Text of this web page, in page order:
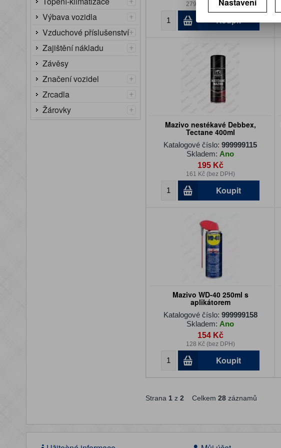
Výbava vozidla
+
Vzduchové příslušenství+
Zajištění nákladu
+
Závěsy
Značení vozidel
+
Zrcadla
+
Žárovky
+
279 Kč (bez DPH)
Koupit
Mazivo nestékavé Debbex,
Tectane 400ml
Katalogové číslo:999999115
Skladem: Ano
195 Kč
161 Kč (bez DPH)
Koupit
Mazivo WD-40 250ml s
aplikátorem
Katalogové číslo: 999999158
Skladem: Ano
154 Kč
128 Kč (bez DPH)
Koupit
Strana 1z 2Celkem 28záznamů